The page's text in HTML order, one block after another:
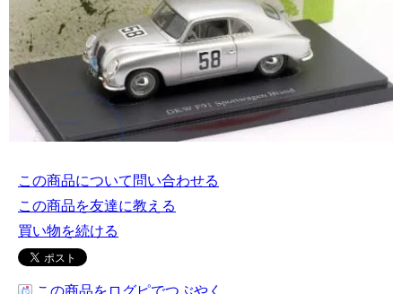
この商品について問い合わせる
この商品を友達に教える
買い物を続ける
この商品をログピでつぶやく